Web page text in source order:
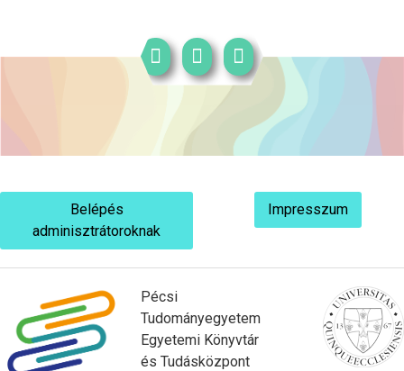
Belépés
adminisztrátoroknak
Impresszum
Pécsi
Tudományegyetem
Egyetemi Könyvtár
és Tudásközpont